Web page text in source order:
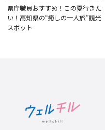
県庁職員おすすめ！この夏行きた
い！高知県の“癒しの一人旅”観光
スポット